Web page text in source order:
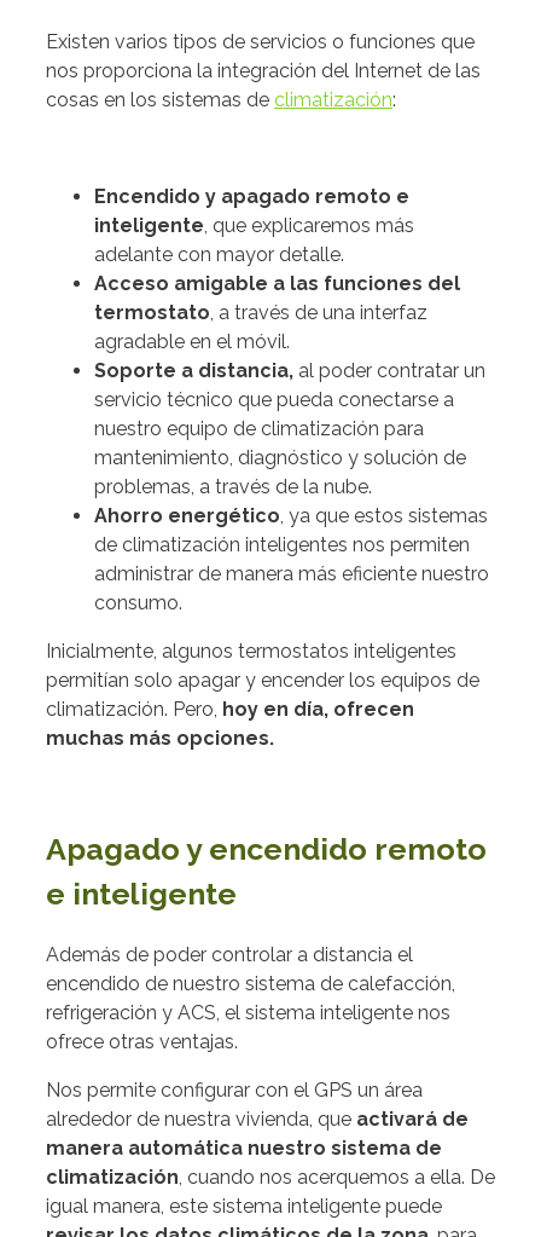
Existen varios tipos de servicios o funciones que
nos proporciona la integración del Internet de las
cosas en los sistemas de climatización:
Encendido y apagado remoto e
inteligente , que explicaremos más
adelante con mayor detalle.
Acceso amigable a las funciones del
termostato , a través de una interfaz
agradable en el móvil.
Soporte a distancia, al poder contratar un
servicio técnico que pueda conectarse a
nuestro equipo de climatización para
mantenimiento, diagnóstico y solución de
problemas, a través de la nube.
Ahorro energético , ya que estos sistemas
de climatización inteligentes nos permiten
administrar de manera más eficiente nuestro
consumo.
Inicialmente, algunos termostatos inteligentes
permitían solo apagar y encender los equipos de
climatización. Pero, hoy en día, ofrecen
muchas más opciones.
Apagado y encendido remoto
e inteligente
Además de poder controlar a distancia el
encendido de nuestro sistema de calefacción,
refrigeración y ACS, el sistema inteligente nos
ofrece otras ventajas.
Nos permite configurar con el GPS un área
alrededor de nuestra vivienda, que activará de
manera automática nuestro sistema de
climatización, cuando nos acerquemos a ella. De
igual manera, este sistema inteligente puede